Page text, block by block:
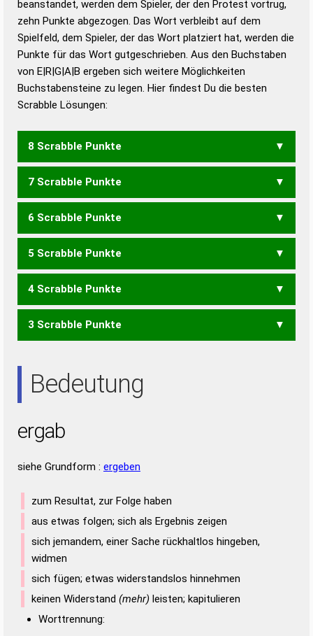
Duden – Standardwerk in 12 Bänden
Duden – Richtiges und gutes
Deutsch
Duden – Die deutsche Grammatik
Duden – Deutsches
beanstandet, werden dem Spieler, der den Protest vortrug,
zehn Punkte abgezogen. Das Wort verbleibt auf dem
Spielfeld, dem Spieler, der das Wort platziert hat, werden die
Punkte für das Wort gutgeschrieben. Aus den Buchstaben
von E|R|G|A|B ergeben sich weitere Möglichkeiten
Buchstabensteine zu legen. Hier findest Du die besten
Scrabble Lösungen:
8 Scrabble Punkte
GARBE GEBAR GRABE
7 Scrabble Punkte
BARG BERG GABE GERB
6 Scrabble Punkte
AGB BEG GEB ABER
5 Scrabble Punkte
BAR ERB ARGE GARE
4 Scrabble Punkte
ARG GAR GER RAG REG
3 Scrabble Punkte
Bedeutung
ergab
siehe Grundform : ergeben
zum Resultat, zur Folge haben
aus etwas folgen; sich als Ergebnis zeigen
sich jemandem, einer Sache rückhaltlos hingeben,
widmen
sich fügen; etwas widerstandslos hinnehmen
keinen Widerstand (mehr) leisten; kapitulieren
Worttrennung: